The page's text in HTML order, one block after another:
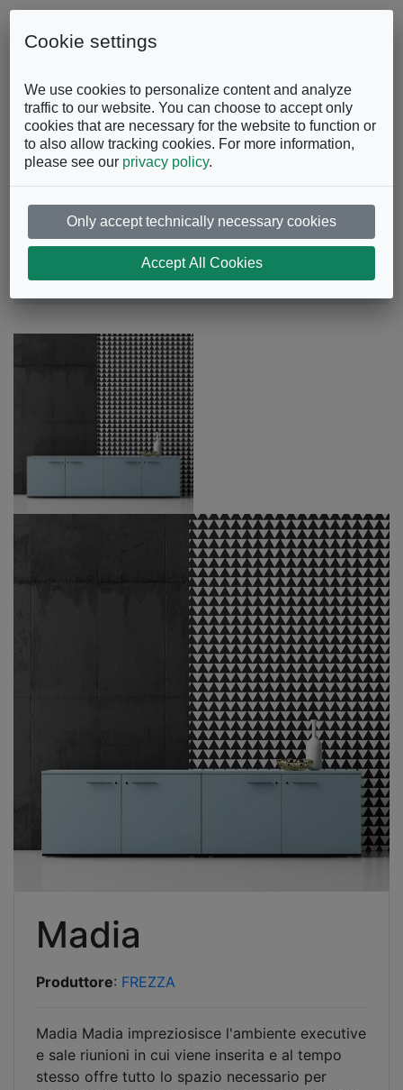
Skip to content
FacebookInstagramYouTube
Madia
Ufficio Archiviazione Madia
Madia
Produttore: FREZZA
Madia Madia impreziosisce l'ambiente executive
e sale riunioni in cui viene inserita e al tempo
stesso offre tutto lo spazio necessario per
Cookie settings
We use cookies to personalize content and analyze
traffic to our website. You can choose to accept only
cookies that are necessary for the website to function or
to also allow tracking cookies. For more information,
please see our privacy policy.
Only accept technically necessary cookies
Accept All Cookies